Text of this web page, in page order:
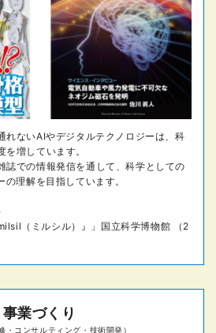
れないAIやデジタルテクノロジーは、科
増しています。
誌での情報発信を通して、科学としての
理解を目指しています。
（ミルシル）』」国立科学博物館 （2
事業づくり
・コンサルティング・技術開発）